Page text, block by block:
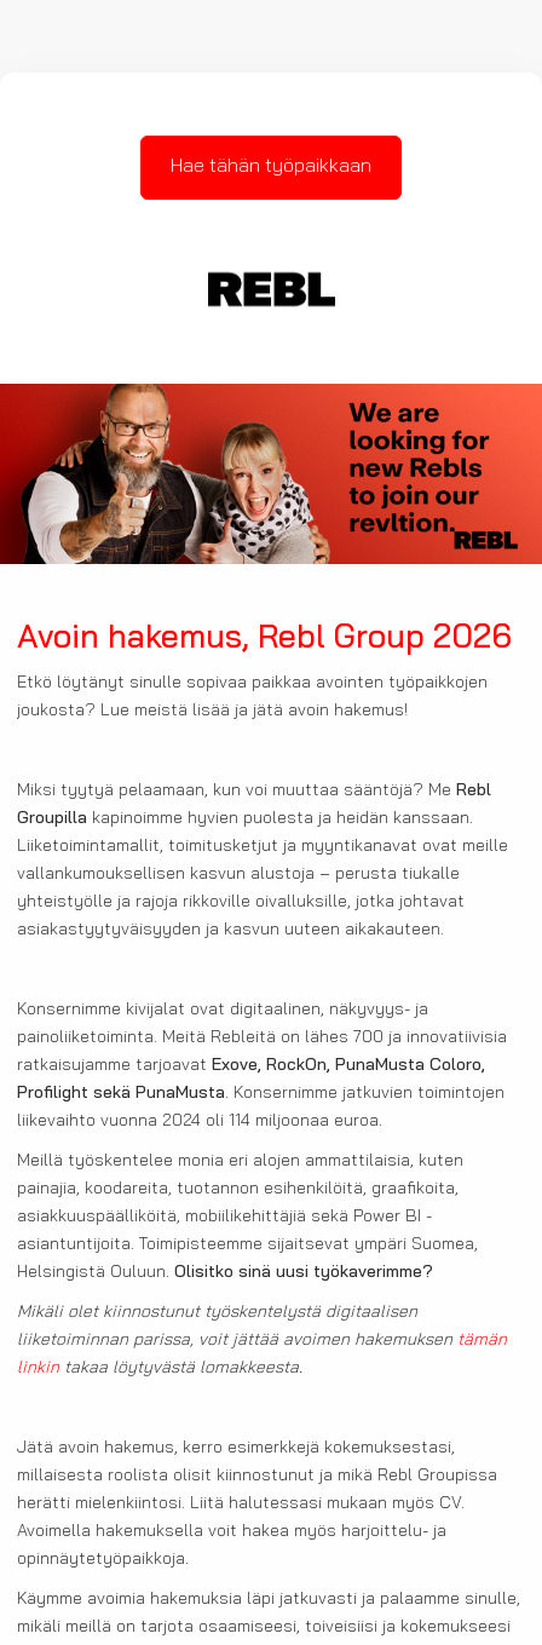
Hae tähän työpaikkaan
Avoin hakemus, Rebl Group 2026
Etkö löytänyt sinulle sopivaa paikkaa avointen työpaikkojen
joukosta? Lue meistä lisää ja jätä avoin hakemus!
Miksi tyytyä pelaamaan, kun voi muuttaa sääntöjä? Me Rebl
Groupilla kapinoimme hyvien puolesta ja heidän kanssaan.
Liiketoimintamallit, toimitusketjut ja myyntikanavat ovat meille
vallankumouksellisen kasvun alustoja – perusta tiukalle
yhteistyölle ja rajoja rikkoville oivalluksille, jotka johtavat
asiakastyytyväisyyden ja kasvun uuteen aikakauteen.
Konsernimme kivijalat ovat digitaalinen, näkyvyys- ja
painoliiketoiminta. Meitä Rebleitä on lähes 700 ja innovatiivisia
ratkaisujamme tarjoavat Exove, RockOn, PunaMusta Coloro,
Profilight sekä PunaMusta. Konsernimme jatkuvien toimintojen
liikevaihto vuonna 2024 oli 114 miljoonaa euroa.
Meillä työskentelee monia eri alojen ammattilaisia, kuten
painajia, koodareita, tuotannon esihenkilöitä, graafikoita,
asiakkuuspäälliköitä, mobiilikehittäjiä sekä Power BI -
asiantuntijoita. Toimipisteemme sijaitsevat ympäri Suomea,
Helsingistä Ouluun. Olisitko sinä uusi työkaverimme?
Mikäli olet kiinnostunut työskentelystä digitaalisen
liiketoiminnan parissa, voit jättää avoimen hakemuksen tämän
linkintakaa löytyvästä lomakkeesta.
Jätä avoin hakemus, kerro esimerkkejä kokemuksestasi,
millaisesta roolista olisit kiinnostunut ja mikä Rebl Groupissa
herätti mielenkiintosi. Liitä halutessasi mukaan myös CV.
Avoimella hakemuksella voit hakea myös harjoittelu- ja
opinnäytetyöpaikkoja.
Käymme avoimia hakemuksia läpi jatkuvasti ja palaamme sinulle,
mikäli meillä on tarjota osaamiseesi, toiveisiisi ja kokemukseesi